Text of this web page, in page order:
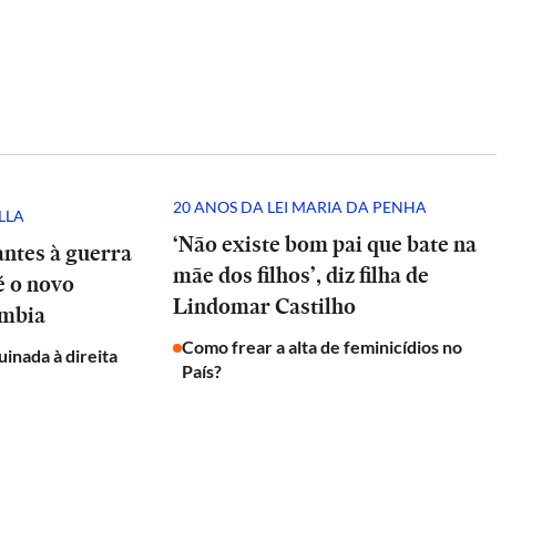
à guerra
o novo
à direita
20 ANOS DA LEI MARIA DA PENHA
‘Não existe bom pai que bate na
mãe dos filhos’, diz filha de
Lindomar Castilho
Como frear a alta de feminicídios no
País?